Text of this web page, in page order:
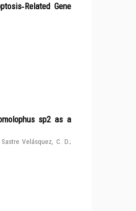
Gene
sp2 as a
Sastre Velásquez, C. D.;